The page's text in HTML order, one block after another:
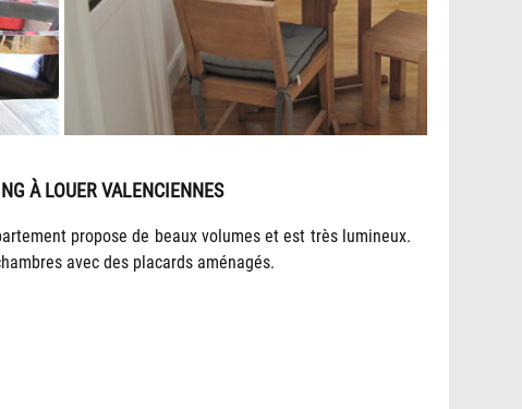
À LOUER VALENCIENNES
propose de beaux volumes et est très lumineux.
avec des placards aménagés.